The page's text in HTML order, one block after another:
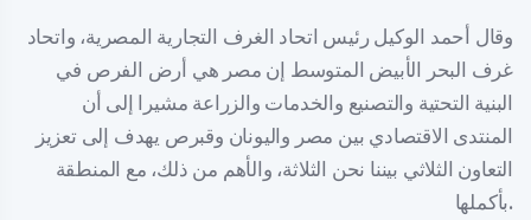
وقال أحمد الوكيل رئيس اتحاد الغرف التجارية المصرية، واتحاد
غرف البحر الأبيض المتوسط إن مصر هي أرض الفرص في
البنية التحتية والتصنيع والخدمات والزراعة مشيرا إلى أن
المنتدى الاقتصادي بين مصر واليونان وقبرص يهدف إلى تعزيز
التعاون الثلاثي بيننا نحن الثلاثة، والأهم من ذلك، مع المنطقة
بأكملها.